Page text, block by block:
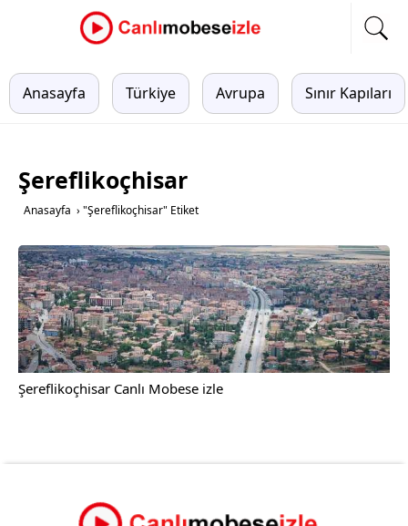
Anasayfa Türkiye Avrupa Sınır Kapıları
Şereflikoçhisar
Anasayfa › "Şereflikoçhisar" Etiket
Şereflikoçhisar Canlı Mobese izle